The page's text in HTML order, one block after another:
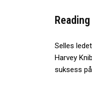
Selles
Harvey
suksess